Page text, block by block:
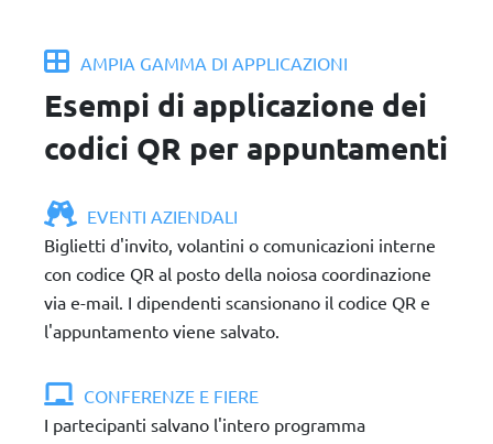
AMPIA GAMMA DI APPLICAZIONI
Esempi di applicazione dei
codici QR per appuntamenti
EVENTI AZIENDALI
Biglietti d'invito, volantini o comunicazioni interne
con codice QR al posto della noiosa coordinazione
via e-mail. I dipendenti scansionano il codice QR e
l'appuntamento viene salvato.
CONFERENZE E FIERE
I partecipanti salvano l'intero programma